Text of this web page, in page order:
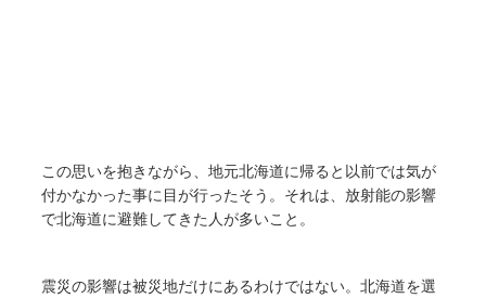
この思いを抱きながら、地元北海道に帰ると以前では気が
付かなかった事に目が行ったそう。それは、放射能の影響
で北海道に避難してきた人が多いこと。
震災の影響は被災地だけにあるわけではない。北海道を選